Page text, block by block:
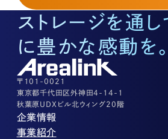
03-3526-8574
底地に関するお問い合わせ
03-3526-8572
株式に関するお問い合わせ
03-3526-8556
その他上記に当てはまらない案件等
03-3526-8556
ストレージを通し
に豊かな感動を。
〒101-0021
東京都千代田区外神田4-14-1
秋葉原UDXビル北ウィング20階
企業情報
代表メッセージ
事業紹介